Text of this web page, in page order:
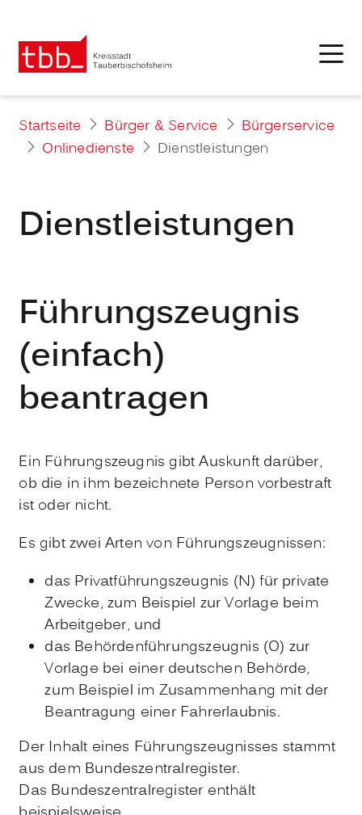
Startseite Bürger & Service
Bürgerservice
Onlinedienste
Dienstleistungen
Dienstleistungen
Führungszeugnis
(einfach)
beantragen
Ein Führungszeugnis gibt Auskunft darüber,
ob die in ihm bezeichnete Person vorbestraft
ist oder nicht.
Es gibt zwei Arten von Führungszeugnissen:
das Privatführungszeugnis (N) für private
Zwecke, zum Beispiel zur Vorlage beim
Arbeitgeber, und
das Behördenführungszeugnis (O) zur
Vorlage bei einer deutschen Behörde,
zum Beispiel im Zusammenhang mit der
Beantragung einer Fahrerlaubnis.
Der Inhalt eines Führungszeugnisses stammt
aus dem Bundeszentralregister.
Das Bundeszentralregister enthält